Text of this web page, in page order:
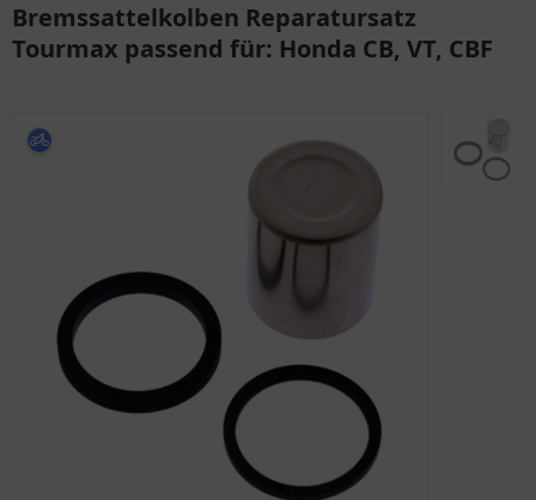
Bremssattelkolben Reparatursatz
Tourmax passend für: Honda CB, VT, CBF